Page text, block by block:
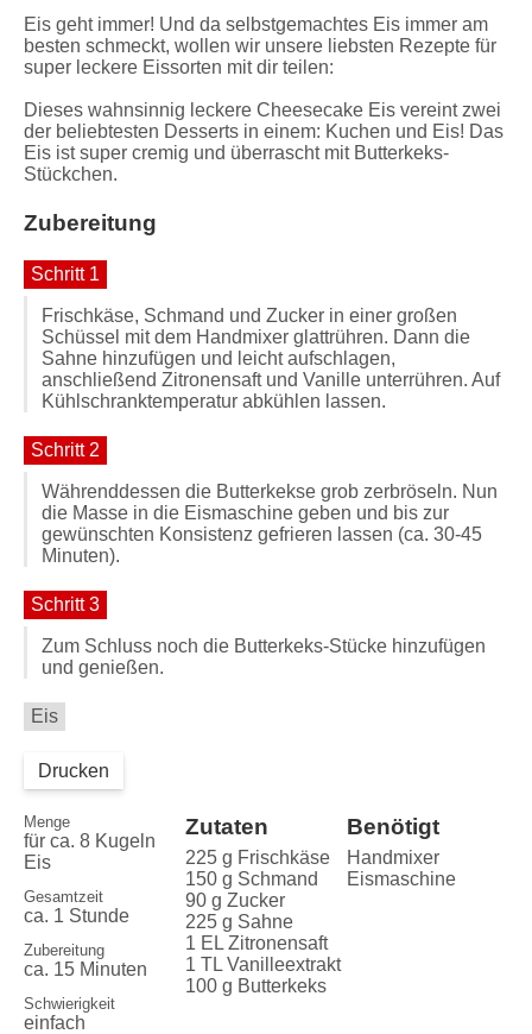
Eis geht immer! Und da selbstgemachtes Eis immer am
besten schmeckt, wollen wir unsere liebsten Rezepte für
super leckere Eissorten mit dir teilen:
Dieses wahnsinnig leckere Cheesecake Eis vereint zwei
der beliebtesten Desserts in einem: Kuchen und Eis! Das
Eis ist super cremig und überrascht mit Butterkeks-
Stückchen.
Zubereitung
Schritt 1
Frischkäse, Schmand und Zucker in einer großen
Schüssel mit dem Handmixer glattrühren. Dann die
Sahne hinzufügen und leicht aufschlagen,
anschließend Zitronensaft und Vanille unterrühren. Auf
Kühlschranktemperatur abkühlen lassen.
Schritt 2
Währenddessen die Butterkekse grob zerbröseln. Nun
die Masse in die Eismaschine geben und bis zur
gewünschten Konsistenz gefrieren lassen (ca. 30-45
Minuten).
Schritt 3
Zum Schluss noch die Butterkeks-Stücke hinzufügen
und genießen.
Eis
Drucken
Menge
für ca. 8 Kugeln
Eis
Gesamtzeit
ca. 1 Stunde
Zubereitung
ca. 15 Minuten
Schwierigkeit
einfach
Zutaten
225 g Frischkäse
150 g Schmand
90 g Zucker
225 g Sahne
1 EL Zitronensaft
1 TL Vanilleextrakt
100 g Butterkeks
Benötigt
Handmixer
Eismaschine